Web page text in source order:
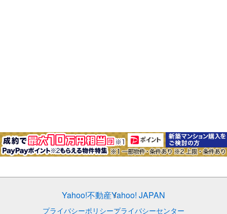
Yahoo!不動産Yahoo! JAPAN
プライバシーポリシープライバシーセンター